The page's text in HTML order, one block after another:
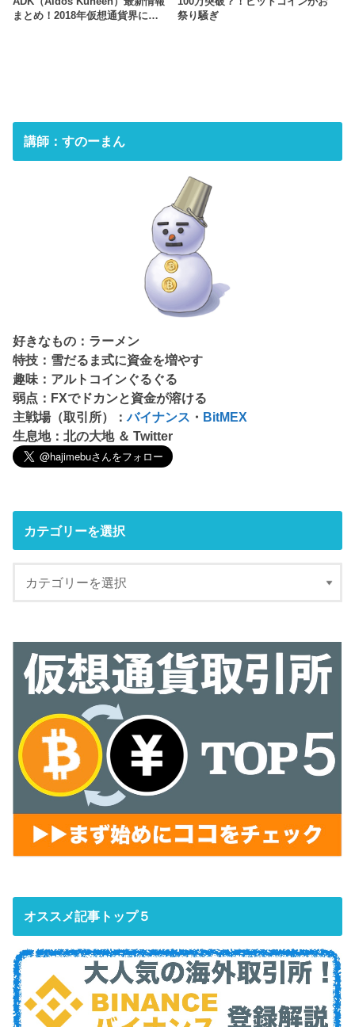
まとめ！2018年仮想通貨界に…
祭り騒ぎ
講師：すのーまん
好きなもの：ラーメン
特技：雪だるま式に資金を増やす
趣味：アルトコインぐるぐる
弱点：FXでドカンと資金が溶ける
主戦場（取引所）：バイナンス ・ BitMEX
生息地：北の大地 ＆ Twitter
カテゴリーを選択
オススメ記事トップ５